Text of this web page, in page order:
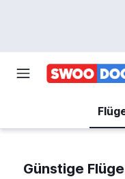
Günstige